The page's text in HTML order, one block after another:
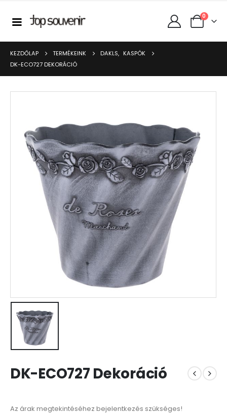
0
KEZDŐLAP TERMÉKEINK DAKLS, KASPÓK
DK-ECO727 DEKORÁCIÓ
DK-ECO727 Dekoráció
Az árak megtekintéséhez bejelentkezés szükséges!